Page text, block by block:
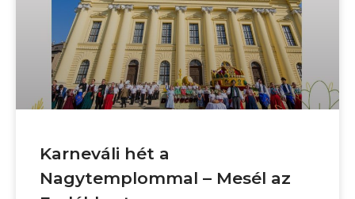
Karneváli hét a
Nagytemplommal – Mesél az